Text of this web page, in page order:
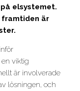
elsystemet.
framtiden är
viktig
är involverade
lösningen, och